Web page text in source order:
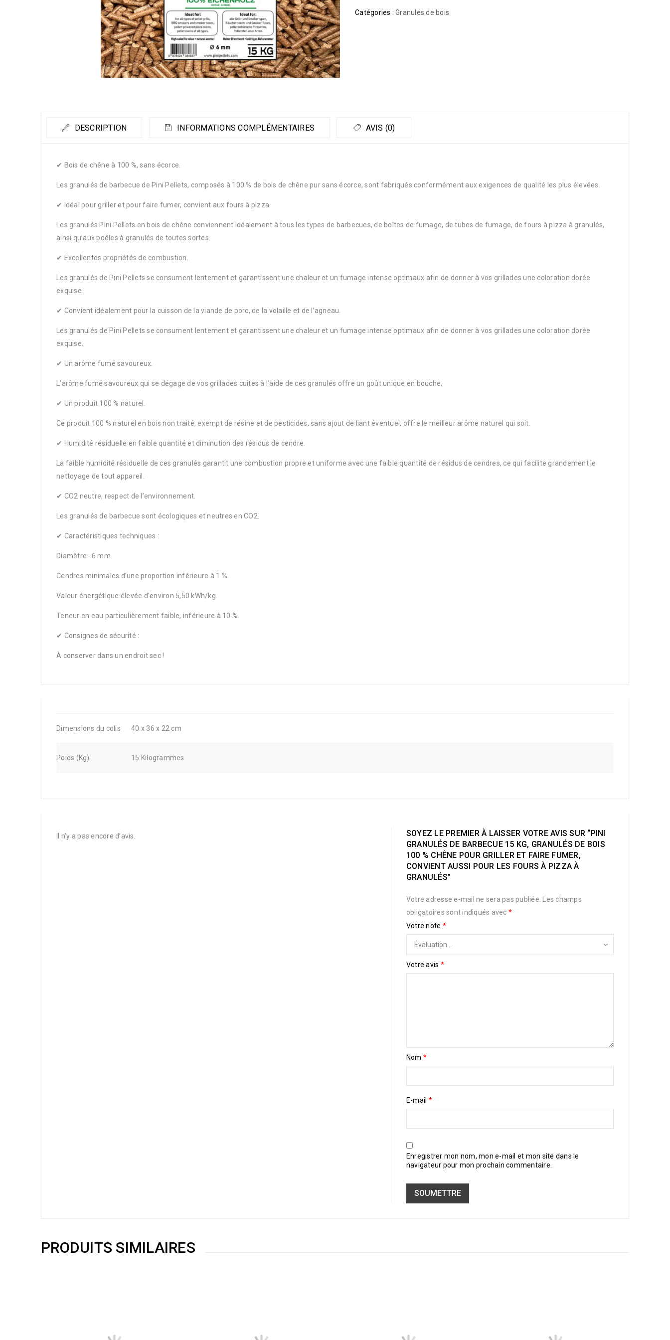
Catégories : Granulés de bois
DESCRIPTION INFORMATIONS COMPLÉMENTAIRES AVIS (0)
✔ Bois de chêne à 100 %, sans écorce.
Les granulés de barbecue de Pini Pellets, composés à 100 % de bois de chêne pur sans écorce, sont fabriqués conformément aux exigences de qualité les plus élevées.
✔ Idéal pour griller et pour faire fumer, convient aux fours à pizza.
Les granulés Pini Pellets en bois de chêne conviennent idéalement à tous les types de barbecues, de boîtes de fumage, de tubes de fumage, de fours à pizza à granulés,
ainsi qu’aux poêles à granulés de toutes sortes.
✔ Excellentes propriétés de combustion.
Les granulés de Pini Pellets se consument lentement et garantissent une chaleur et un fumage intense optimaux afin de donner à vos grillades une coloration dorée
exquise.
✔ Convient idéalement pour la cuisson de la viande de porc, de la volaille et de l’agneau.
Les granulés de Pini Pellets se consument lentement et garantissent une chaleur et un fumage intense optimaux afin de donner à vos grillades une coloration dorée
exquise.
✔ Un arôme fumé savoureux.
L’arôme fumé savoureux qui se dégage de vos grillades cuites à l’aide de ces granulés offre un goût unique en bouche.
✔ Un produit 100 % naturel.
Ce produit 100 % naturel en bois non traité, exempt de résine et de pesticides, sans ajout de liant éventuel, offre le meilleur arôme naturel qui soit.
✔ Humidité résiduelle en faible quantité et diminution des résidus de cendre.
La faible humidité résiduelle de ces granulés garantit une combustion propre et uniforme avec une faible quantité de résidus de cendres, ce qui facilite grandement le
nettoyage de tout appareil.
✔ CO2 neutre, respect de l’environnement.
Les granulés de barbecue sont écologiques et neutres en CO2.
✔ Caractéristiques techniques :
Diamètre : 6 mm.
Cendres minimales d’une proportion inférieure à 1 %.
Valeur énergétique élevée d’environ 5,50 kWh/kg.
Teneur en eau particulièrement faible, inférieure à 10 %.
✔ Consignes de sécurité :
À conserver dans un endroit sec !
Dimensions du colis 40 x 36 x 22 cm
Poids (Kg) 15 Kilogrammes
Il n’y a pas encore d’avis.
SOYEZ LE PREMIER À LAISSER VOTRE AVIS SUR “PINI
GRANULÉS DE BARBECUE 15 KG, GRANULÉS DE BOIS
100 % CHÊNE POUR GRILLER ET FAIRE FUMER,
CONVIENT AUSSI POUR LES FOURS À PIZZA À
GRANULÉS”
Votre adresse e-mail ne sera pas publiée. Les champs
obligatoires sont indiqués avec *
Votre note *
Votre avis *
Nom *
E-mail *
Enregistrer mon nom, mon e-mail et mon site dans le
navigateur pour mon prochain commentaire.
PRODUITS SIMILAIRES